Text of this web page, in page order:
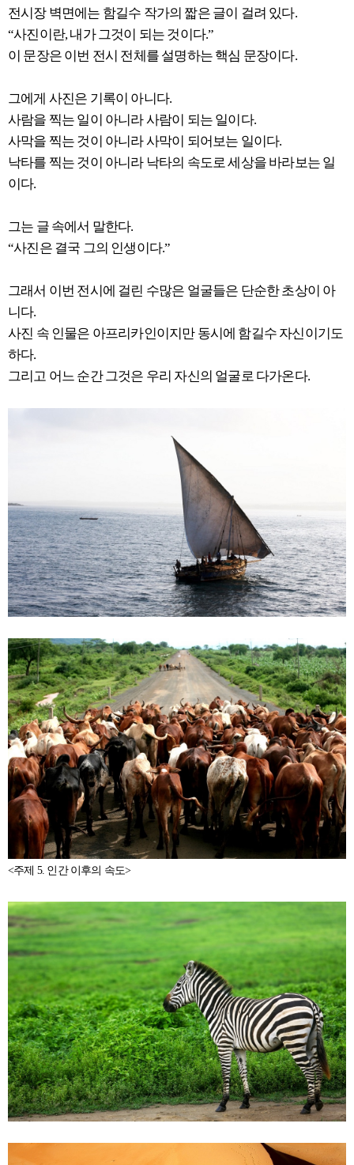
전시장 벽면에는 함길수 작가의 짧은 글이 걸려 있다.
“사진이란, 내가 그것이 되는 것이다.”
이 문장은 이번 전시 전체를 설명하는 핵심 문장이다.
그에게 사진은 기록이 아니다.
사람을 찍는 일이 아니라 사람이 되는 일이다.
사막을 찍는 것이 아니라 사막이 되어보는 일이다.
낙타를 찍는 것이 아니라 낙타의 속도로 세상을 바라보는 일
이다.
그는 글 속에서 말한다.
“사진은 결국 그의 인생이다.”
그래서 이번 전시에 걸린 수많은 얼굴들은 단순한 초상이 아
니다.
사진 속 인물은 아프리카인이지만 동시에 함길수 자신이기도
하다.
그리고 어느 순간 그것은 우리 자신의 얼굴로 다가온다.
<주제 5. 인간 이후의 속도>